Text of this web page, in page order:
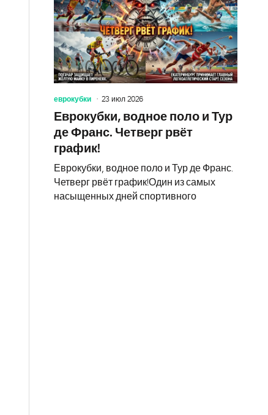
еврокубки 23 июл 2026
Еврокубки, водное поло и Тур
де Франс. Четверг рвёт
график!
Еврокубки, водное поло и Тур де Франс.
Четверг рвёт график!Один из самых
насыщенных дней спортивного